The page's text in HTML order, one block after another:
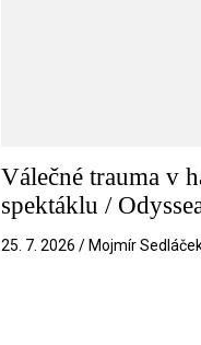
Válečné trauma v
spektáklu /
25. 7. 2026 / Mojmír